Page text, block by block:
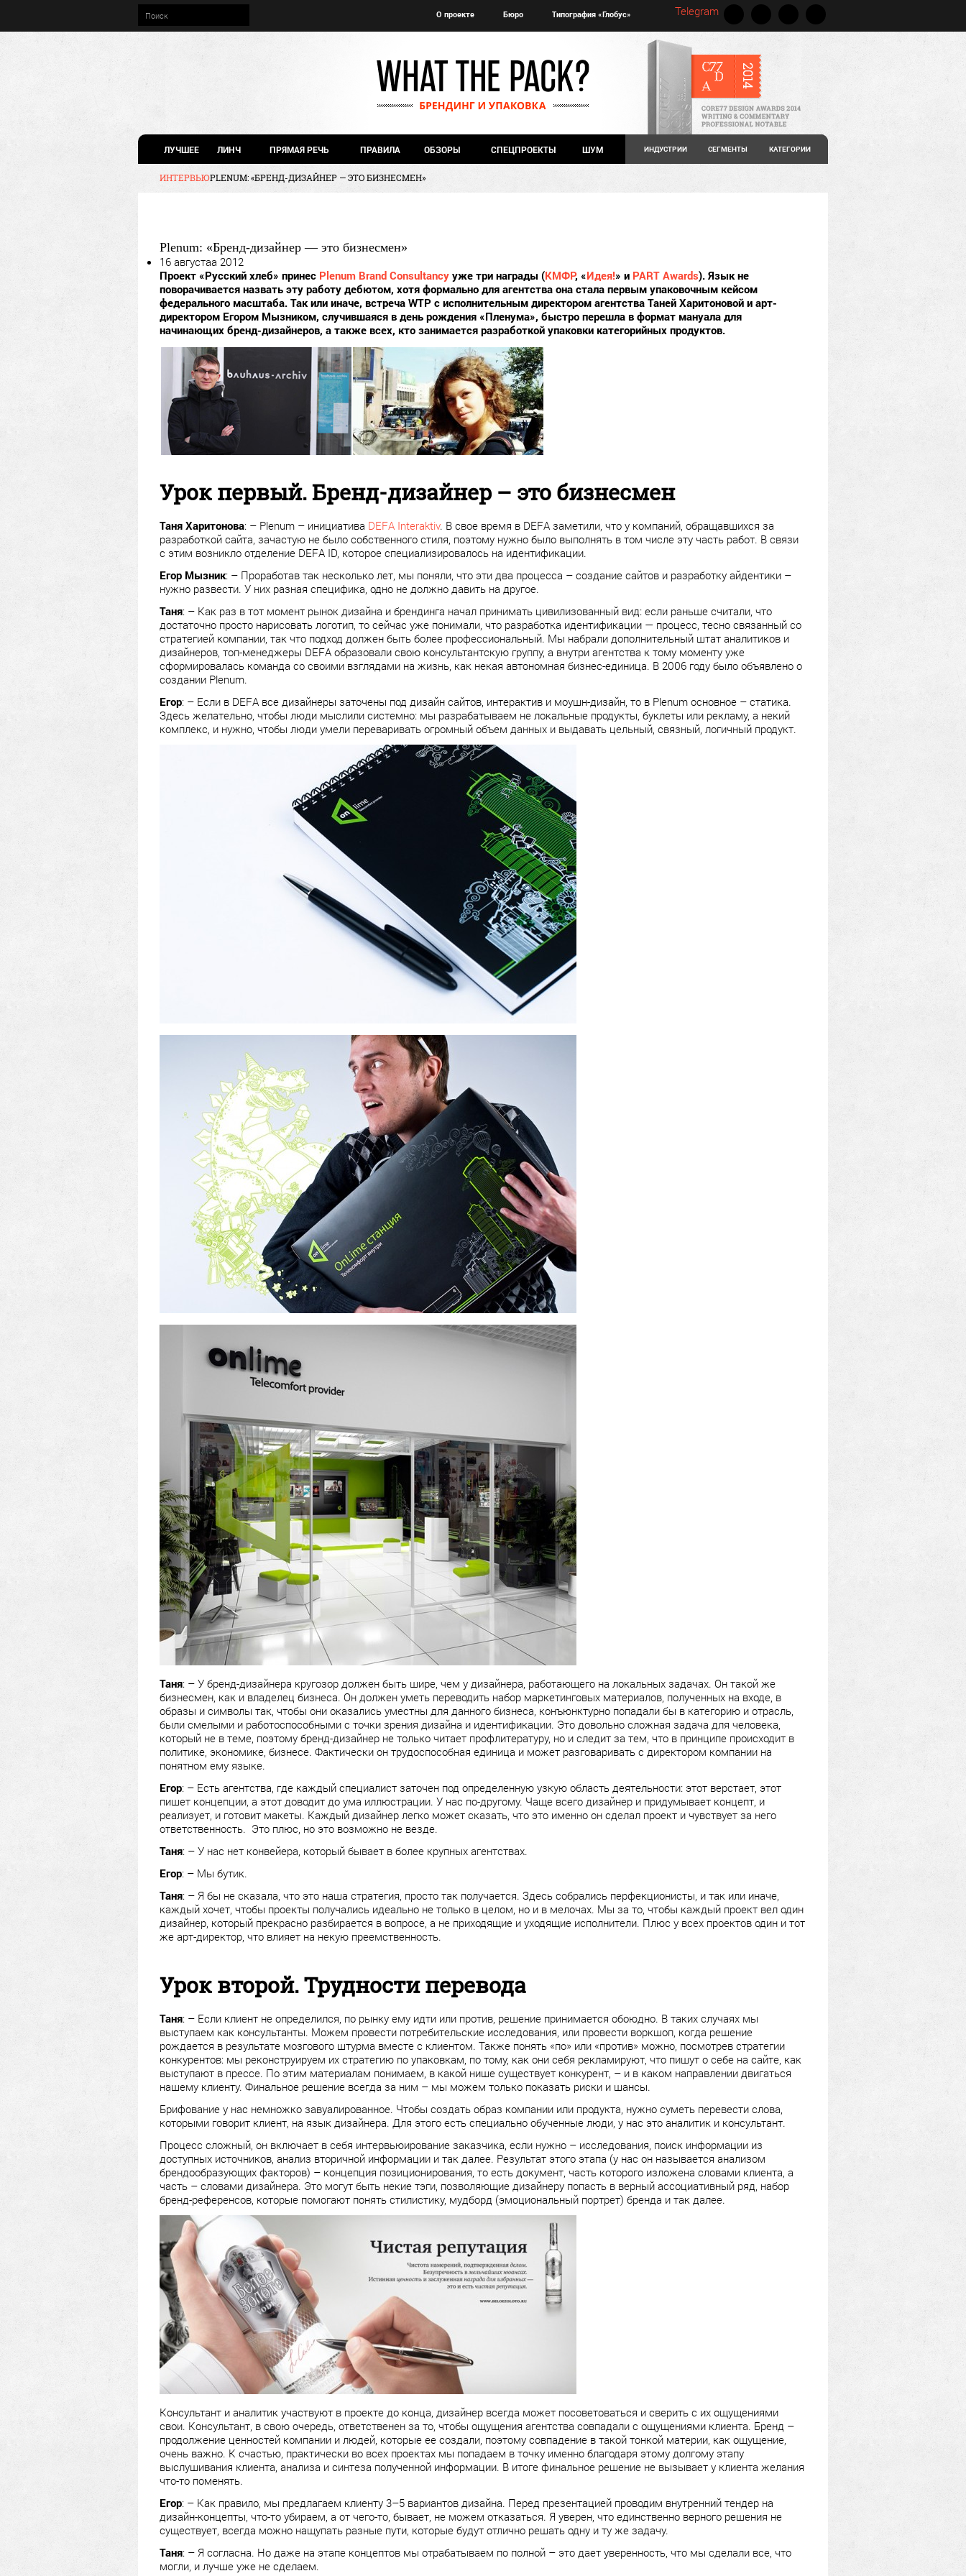
О проекте Бюро Типография «Глобус» Telegram
ЛУЧШЕЕ ЛИНЧ ПРЯМАЯ РЕЧЬ ПРАВИЛА ОБЗОРЫ СПЕЦПРОЕКТЫ ШУМ ИНДУСТРИИ СЕГМЕНТЫ КАТЕГОРИИ
ИНТЕРВЬЮPLENUM: «БРЕНД-ДИЗАЙНЕР — ЭТО БИЗНЕСМЕН»
Plenum: «Бренд-дизайнер — это бизнесмен»
16 августаа 2012
Проект «Русский хлеб» принес Plenum Brand Consultancy уже три награды (КМФР, «Идея!» и PART Awards). Язык не
поворачивается назвать эту работу дебютом, хотя формально для агентства она стала первым упаковочным кейсом
федерального масштаба. Так или иначе, встреча WTP с исполнительным директором агентства Таней Харитоновой и арт-
директором Егором Мызником, случившаяся в день рождения «Пленума», быстро перешла в формат мануала для
начинающих бренд-дизайнеров, а также всех, кто занимается разработкой упаковки категорийных продуктов.
Урок первый. Бренд-дизайнер – это бизнесмен
Таня Харитонова: – Plenum – инициатива DEFA Interaktiv. В свое время в DEFA заметили, что у компаний, обращавшихся за
разработкой сайта, зачастую не было собственного стиля, поэтому нужно было выполнять в том числе эту часть работ. В связи
с этим возникло отделение DEFA ID, которое специализировалось на идентификации.
Егор Мызник: – Проработав так несколько лет, мы поняли, что эти два процесса – создание сайтов и разработку айдентики –
нужно развести. У них разная специфика, одно не должно давить на другое.
Таня: – Как раз в тот момент рынок дизайна и брендинга начал принимать цивилизованный вид: если раньше считали, что
достаточно просто нарисовать логотип, то сейчас уже понимали, что разработка идентификации — процесс, тесно связанный со
стратегией компании, так что подход должен быть более профессиональный. Мы набрали дополнительный штат аналитиков и
дизайнеров, топ-менеджеры DEFA образовали свою консультантскую группу, а внутри агентства к тому моменту уже
сформировалась команда со своими взглядами на жизнь, как некая автономная бизнес-единица. В 2006 году было объявлено о
создании Plenum.
Егор: – Если в DEFA все дизайнеры заточены под дизайн сайтов, интерактив и моушн-дизайн, то в Plenum основное – статика.
Здесь желательно, чтобы люди мыслили системно: мы разрабатываем не локальные продукты, буклеты или рекламу, а некий
комплекс, и нужно, чтобы люди умели переваривать огромный объем данных и выдавать цельный, связный, логичный продукт.
Таня: – У бренд-дизайнера кругозор должен быть шире, чем у дизайнера, работающего на локальных задачах. Он такой же
бизнесмен, как и владелец бизнеса. Он должен уметь переводить набор маркетинговых материалов, полученных на входе, в
образы и символы так, чтобы они оказались уместны для данного бизнеса, конъюнктурно попадали бы в категорию и отрасль,
были смелыми и работоспособными с точки зрения дизайна и идентификации. Это довольно сложная задача для человека,
который не в теме, поэтому бренд-дизайнер не только читает профлитературу, но и следит за тем, что в принципе происходит в
политике, экономике, бизнесе. Фактически он трудоспособная единица и может разговаривать с директором компании на
понятном ему языке.
Егор: – Есть агентства, где каждый специалист заточен под определенную узкую область деятельности: этот верстает, этот
пишет концепции, а этот доводит до ума иллюстрации. У нас по-другому. Чаще всего дизайнер и придумывает концепт, и
реализует, и готовит макеты. Каждый дизайнер легко может сказать, что это именно он сделал проект и чувствует за него
ответственность. Это плюс, но это возможно не везде.
Таня: – У нас нет конвейера, который бывает в более крупных агентствах.
Егор: – Мы бутик.
Таня: – Я бы не сказала, что это наша стратегия, просто так получается. Здесь собрались перфекционисты, и так или иначе,
каждый хочет, чтобы проекты получались идеально не только в целом, но и в мелочах. Мы за то, чтобы каждый проект вел один
дизайнер, который прекрасно разбирается в вопросе, а не приходящие и уходящие исполнители. Плюс у всех проектов один и тот
же арт-директор, что влияет на некую преемственность.
Урок второй. Трудности перевода
Таня: – Если клиент не определился, по рынку ему идти или против, решение принимается обоюдно. В таких случаях мы
выступаем как консультанты. Можем провести потребительские исследования, или провести воркшоп, когда решение
рождается в результате мозгового штурма вместе с клиентом. Также понять «по» или «против» можно, посмотрев стратегии
конкурентов: мы реконструируем их стратегию по упаковкам, по тому, как они себя рекламируют, что пишут о себе на сайте, как
выступают в прессе. По этим материалам понимаем, в какой нише существует конкурент, – и в каком направлении двигаться
нашему клиенту. Финальное решение всегда за ним – мы можем только показать риски и шансы.
Брифование у нас немножко завуалированное. Чтобы создать образ компании или продукта, нужно суметь перевести слова,
которыми говорит клиент, на язык дизайнера. Для этого есть специально обученные люди, у нас это аналитик и консультант.
Процесс сложный, он включает в себя интервьюирование заказчика, если нужно – исследования, поиск информации из
доступных источников, анализ вторичной информации и так далее. Результат этого этапа (у нас он называется анализом
брендообразующих факторов) – концепция позиционирования, то есть документ, часть которого изложена словами клиента, а
часть – словами дизайнера. Это могут быть некие тэги, позволяющие дизайнеру попасть в верный ассоциативный ряд, набор
бренд-референсов, которые помогают понять стилистику, мудборд (эмоциональный портрет) бренда и так далее.
Консультант и аналитик участвуют в проекте до конца, дизайнер всегда может посоветоваться и сверить с их ощущениями
свои. Консультант, в свою очередь, ответственен за то, чтобы ощущения агентства совпадали с ощущениями клиента. Бренд –
продолжение ценностей компании и людей, которые ее создали, поэтому совпадение в такой тонкой материи, как ощущение,
очень важно. К счастью, практически во всех проектах мы попадаем в точку именно благодаря этому долгому этапу
выслушивания клиента, анализа и синтеза полученной информации. В итоге финальное решение не вызывает у клиента желания
что-то поменять.
Егор: – Как правило, мы предлагаем клиенту 3–5 вариантов дизайна. Перед презентацией проводим внутренний тендер на
дизайн-концепты, что-то убираем, а от чего-то, бывает, не можем отказаться. Я уверен, что единственно верного решения не
существует, всегда можно нащупать разные пути, которые будут отлично решать одну и ту же задачу.
Таня: – Я согласна. Но даже на этапе концептов мы отрабатываем по полной – это дает уверенность, что мы сделали все, что
могли, и лучше уже не сделаем.